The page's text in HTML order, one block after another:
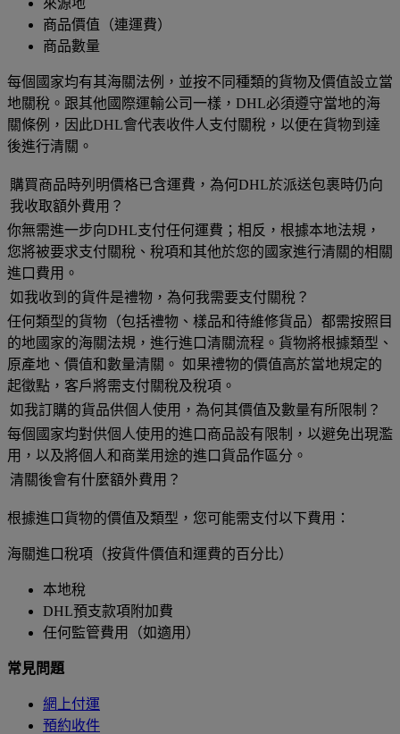
商品價值（連運費）
商品數量
每個國家均有其海關法例，並按不同種類的貨物及價值設立當
地關稅。跟其他國際運輸公司一樣，DHL必須遵守當地的海
關條例，因此DHL會代表收件人支付關稅，以便在貨物到達
後進行清關。
購買商品時列明價格已含運費，為何DHL於派送包裹時仍向
我收取額外費用？
你無需進一步向DHL支付任何運費；相反，根據本地法規，
您將被要求支付關稅、稅項和其他於您的國家進行清關的相關
進口費用。
如我收到的貨件是禮物，為何我需要支付關稅？
任何類型的貨物（包括禮物、樣品和待維修貨品）都需按照目
的地國家的海關法規，進行進口清關流程。貨物將根據類型、
原產地、價值和數量清關。 如果禮物的價值高於當地規定的
起徵點，客戶將需支付關稅及稅項。
如我訂購的貨品供個人使用，為何其價值及數量有所限制？
每個國家均對供個人使用的進口商品設有限制，以避免出現濫
用，以及將個人和商業用途的進口貨品作區分。
清關後會有什麼額外費用？
根據進口貨物的價值及類型，您可能需支付以下費用：
海關進口稅項（按貨件價值和運費的百分比）
本地稅
DHL預支款項附加費
任何監管費用（如適用）
常見問題
網上付運
預約收件